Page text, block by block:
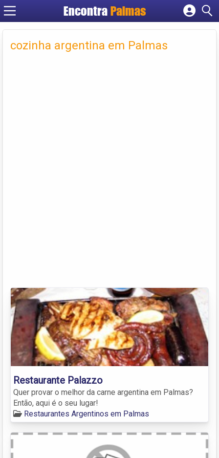
Encontra Palmas
Cadastrar empresa
Criar conta
cozinha argentina em Palmas
Restaurante Palazzo
Quer provar o melhor da carne argentina em Palmas?
Então, aqui é o seu lugar!
Restaurantes Argentinos em Palmas